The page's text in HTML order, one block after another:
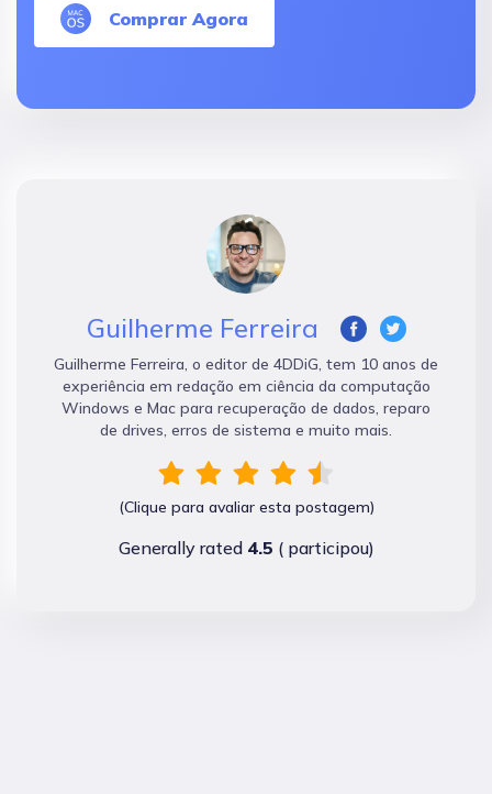
Comprar Agora
Guilherme Ferreira
Guilherme Ferreira, o editor de 4DDiG, tem 10 anos de
experiência em redação em ciência da computação
Windows e Mac para recuperação de dados, reparo
de drives, erros de sistema e muito mais.
(Clique para avaliar esta postagem)
Generally rated 4.5 (participou)